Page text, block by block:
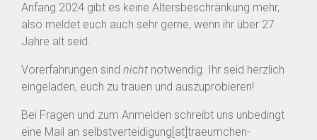
Anfang 2024 gibt es keine Altersbeschränkung mehr,
also meldet euch auch sehr gerne, wenn ihr über 27
Jahre alt seid.
Vorerfahrungen sind nicht notwendig. Ihr seid herzlich
eingeladen, euch zu trauen und auszuprobieren!
Bei Fragen und zum Anmelden schreibt uns unbedingt
eine Mail an selbstverteidigung[at]traeumchen-